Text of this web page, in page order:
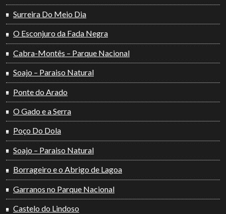
Surreira Do Meio Dia
O Esconjuro da Fada Negra
Cabra-Montês – Parque Nacional
Soajo – Paraiso Natural
Ponte do Arado
O Gado e a Serra
Poço Do Dola
Soajo – Paraiso Natural
Borrageiro e o Abrigo de Lagoa
Garranos no Parque Nacional
Castelo do Lindoso